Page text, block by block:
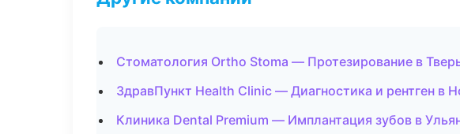
Стоматология Ortho Stoma — Протезирование в
ЗдравПункт Health Clinic — Диагностика и рентген в
Клиника Dental Premium — Имплантация зубов в